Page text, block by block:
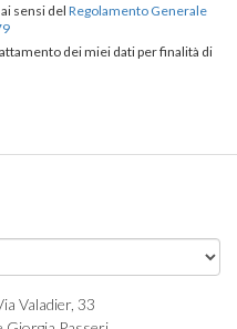
sensi del Regolamento Generale
dei miei dati per finalità di
Valadier, 33